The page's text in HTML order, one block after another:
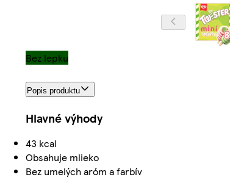
Bez lepku
Popis produktu
Hlavné výhody
43 kcal
Obsahuje mlieko
Bez umelých aróm a farbív